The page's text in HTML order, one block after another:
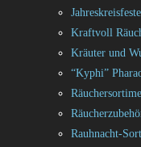
Jahreskreisfeste
Kraftvoll
Kräuter und
“Kyphi”
Rauhnacht-